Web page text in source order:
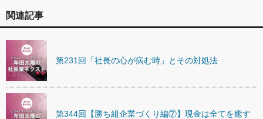
関連記事
第231回「社長の心が病む時」とその対処法
第344回【勝ち組企業づくり編⑦】現金は全てを癒す